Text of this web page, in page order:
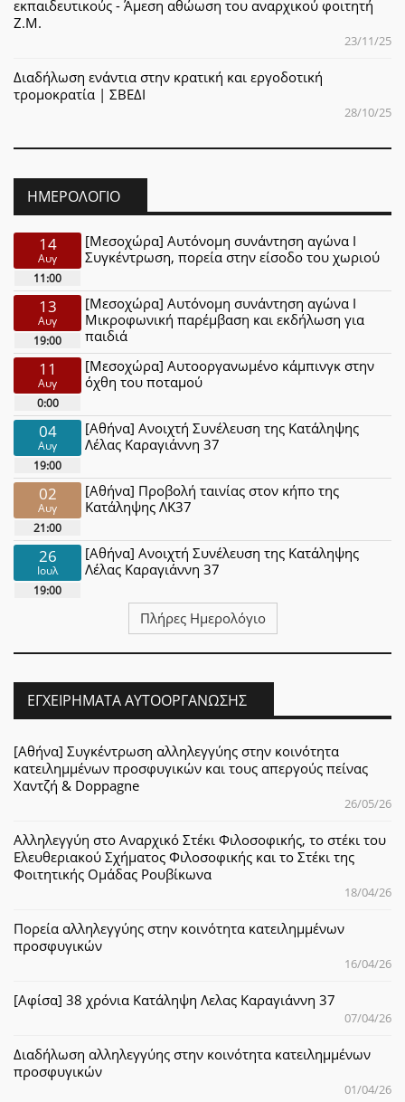
εκπαιδευτικούς - Άμεση αθώωση του αναρχικού φοιτητή
Ζ.Μ.
23/11/25
Διαδήλωση ενάντια στην κρατική και εργοδοτική
τρομοκρατία | ΣΒΕΔΙ
28/10/25
ΗΜΕΡΟΛΌΓΙΟ
14
Αυγ
11:00
[Μεσοχώρα] Αυτόνομη συνάντηση αγώνα Ι
Συγκέντρωση, πορεία στην είσοδο του χωριού
13
Αυγ
19:00
[Μεσοχώρα] Αυτόνομη συνάντηση αγώνα Ι
Μικροφωνική παρέμβαση και εκδήλωση για
παιδιά
11
Αυγ
0:00
[Μεσοχώρα] Αυτοοργανωμένο κάμπινγκ στην
όχθη του ποταμού
04
Αυγ
19:00
[Αθήνα] Ανοιχτή Συνέλευση της Κατάληψης
Λέλας Καραγιάννη 37
02
Αυγ
21:00
[Αθήνα] Προβολή ταινίας στον κήπο της
Κατάληψης ΛΚ37
26
Ιουλ
19:00
[Αθήνα] Ανοιχτή Συνέλευση της Κατάληψης
Λέλας Καραγιάννη 37
Πλήρες Ημερολόγιο
ΕΓΧΕΙΡΉΜΑΤΑ ΑΥΤΟΟΡΓΆΝΩΣΗΣ
[Αθήνα] Συγκέντρωση αλληλεγγύης στην κοινότητα
κατειλημμένων προσφυγικών και τους απεργούς πείνας
Χαντζή & Doppagne
26/05/26
Αλληλεγγύη στο Αναρχικό Στέκι Φιλοσοφικής, το στέκι του
Ελευθεριακού Σχήματος Φιλοσοφικής και το Στέκι της
Φοιτητικής Ομάδας Ρουβίκωνα
18/04/26
Πορεία αλληλεγγύης στην κοινότητα κατειλημμένων
προσφυγικών
16/04/26
[Αφίσα] 38 χρόνια Κατάληψη Λελας Καραγιάννη 37
07/04/26
Διαδήλωση αλληλεγγύης στην κοινότητα κατειλημμένων
προσφυγικών
01/04/26